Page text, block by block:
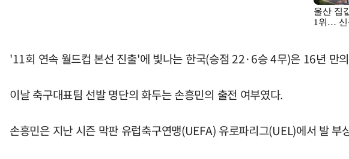
'11회 연속 월드컵 본선 진출'에 빛나는 한국(승점 22·6승 4무)은 16년 만
이날 축구대표팀 선발 명단의 화두는 손흥민의 출전 여부였다.
손흥민은 지난 시즌 막판 유럽축구연맹(UEFA) 유로파리그(UEL)에서 발 부